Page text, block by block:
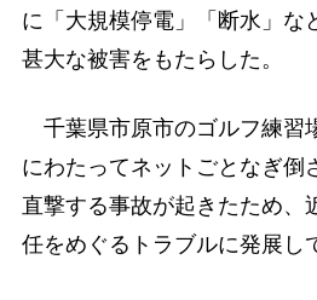
に「大規模停電」「断水」な
甚大な被害をもたらした。
千葉県市原市のゴルフ練習
にわたってネットごとなぎ倒
直撃する事故が起きたため、
任をめぐるトラブルに発展し